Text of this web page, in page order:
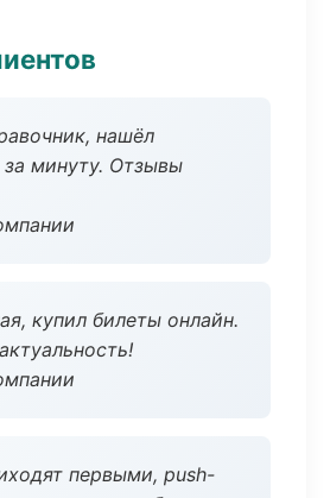
нашёл
минуту. Отзывы
купил билеты онлайн.
первыми, push-